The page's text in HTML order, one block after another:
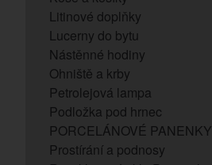
Litinové doplňky
Lucerny do bytu
Nástěnné hodiny
Ohniště a krby
Petrolejová lampa
Podložka pod hrnec
PORCELÁNOVÉ PANENKY
Prostírání a podnosy